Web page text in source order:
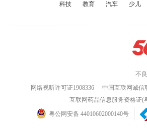
科技
教育 汽车 少儿
不
网络视听许可证1908336
中国互联网诚信
互联网药品信息服务资格证(
粤公网安备 44010602000140号